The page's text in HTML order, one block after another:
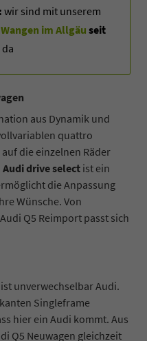
wir sind mit unserem
im Allgäu seit
aus Dynamik und
quattro
die einzelnen Räder
Audi drive select ist ein
die Anpassung
Wünsche. Von
Q5 Reimport passt sich
unverwechselbar Audi.
Singleframe
hier ein Audi kommt. Aus
Q5 Neuwagen gleichzeit